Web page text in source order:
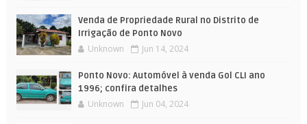
Venda de Propriedade Rural no Distrito de
Irrigação de Ponto Novo
Unknown Jun 14, 2024
Ponto Novo: Automóvel à venda Gol CLI ano
1996; confira detalhes
Unknown Jun 04, 2024